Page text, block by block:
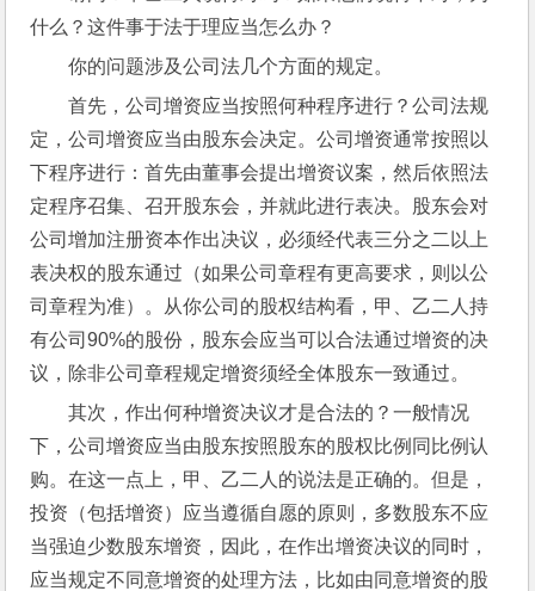
什么？这件事于法于理应当怎么办？
你的问题涉及公司法几个方面的规定。
首先，公司增资应当按照何种程序进行？公司法规
定，公司增资应当由股东会决定。公司增资通常按照以
下程序进行：首先由董事会提出增资议案，然后依照法
定程序召集、召开股东会，并就此进行表决。股东会对
公司增加注册资本作出决议，必须经代表三分之二以上
表决权的股东通过（如果公司章程有更高要求，则以公
司章程为准）。从你公司的股权结构看，甲、乙二人持
有公司90%的股份，股东会应当可以合法通过增资的决
议，除非公司章程规定增资须经全体股东一致通过。
其次，作出何种增资决议才是合法的？一般情况
下，公司增资应当由股东按照股东的股权比例同比例认
购。在这一点上，甲、乙二人的说法是正确的。但是，
投资（包括增资）应当遵循自愿的原则，多数股东不应
当强迫少数股东增资，因此，在作出增资决议的同时，
应当规定不同意增资的处理方法，比如由同意增资的股